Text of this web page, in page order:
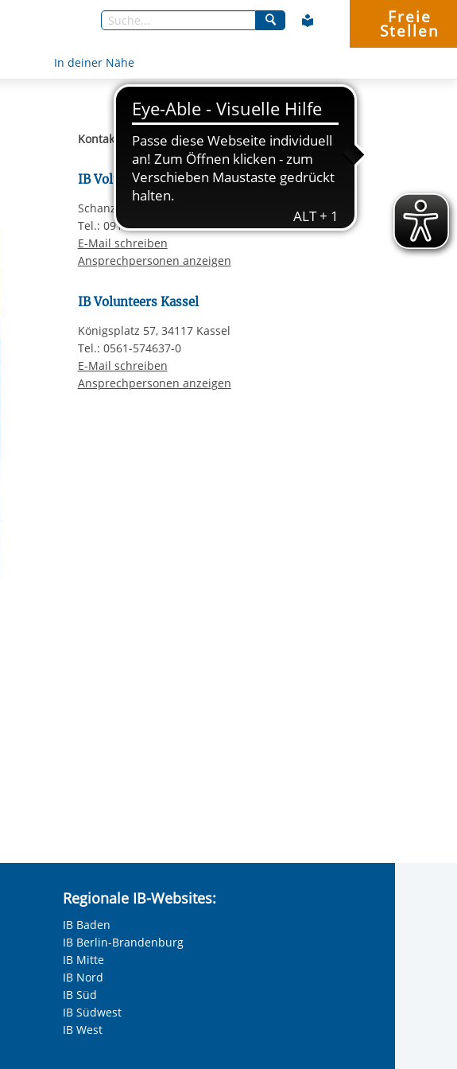
In deiner Nähe
Freie
Stellen
Kontaktdaten der IB Volunteers
IB Volunteers Nürnberg
Schanzäckerstr. 10, 90443 Nürnberg
Tel.: 0911-94536-32
E-Mail schreiben
Ansprechpersonen anzeigen
IB Volunteers Kassel
Königsplatz 57, 34117 Kassel
Tel.: 0561-574637-0
E-Mail schreiben
Ansprechpersonen anzeigen
Regionale IB-Websites:
IB Baden
IB Berlin-Brandenburg
IB Mitte
IB Nord
IB Süd
IB Südwest
IB West